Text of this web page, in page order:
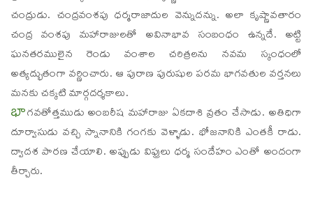
చంద్రుడు. చంద్రవంశపు ధర్మరాజాదుల వెన్నుదన్ను. అలా కృష్ణావతారం
చంద్ర వంశపు మహారాజులతో అవినాభావ సంబంధం ఉన్నదే. అట్టి
ఘనతరములైన రెండు వంశాల చరిత్రలను నవమ స్కంధంలో
అత్యద్భుతంగా వర్ణించారు. ఆ పురాణ పురుషుల పరమ భాగవతుల వర్తనలు
మనకు చక్కటి మార్గదర్శకాలు.
భాగవతోత్తముడు అంబరీష మహారాజు ఏకదాశి వ్రతం చేసాడు. అతిధిగా
దూర్వాసుడు వచ్చి స్నానానికి గంగకు వెళ్ళాడు. భోజనానికి ఎంతకీ రాడు.
ద్వాదశ పారణ చేయాలి. అప్పుడు విప్రులు ధర్మ సందేహం ఎంతో అందంగా
తీర్చారు.